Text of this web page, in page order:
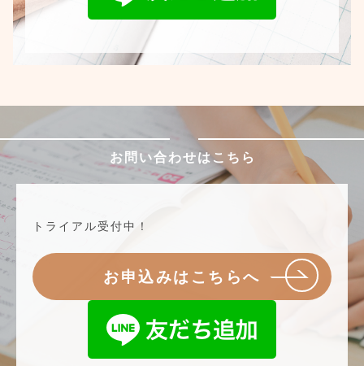
お問い合わせはこちら
トライアル受付中！
お申込みはこちらへ